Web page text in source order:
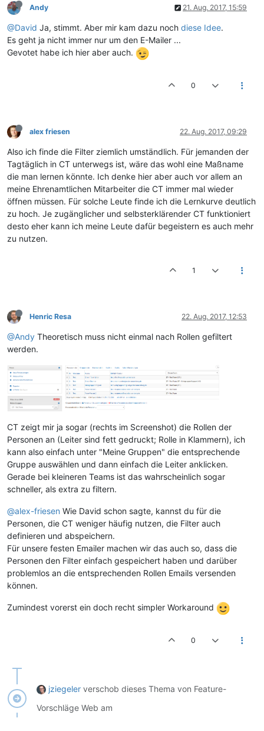
Andy 21. Aug. 2017, 15:59
@David Ja, stimmt. Aber mir kam dazu noch diese Idee.
Es geht ja nicht immer nur um den E-Mailer ...
Gevotet habe ich hier aber auch.
0
alex friesen 22. Aug. 2017, 09:29
Also ich finde die Filter ziemlich umständlich. Für jemanden der
Tagtäglich in CT unterwegs ist, wäre das wohl eine Maßname
die man lernen könnte. Ich denke hier aber auch vor allem an
meine Ehrenamtlichen Mitarbeiter die CT immer mal wieder
öffnen müssen. Für solche Leute finde ich die Lernkurve deutlich
zu hoch. Je zugänglicher und selbsterklärender CT funktioniert
desto eher kann ich meine Leute dafür begeistern es auch mehr
zu nutzen.
1
Henric Resa 22. Aug. 2017, 12:53
@Andy Theoretisch muss nicht einmal nach Rollen gefiltert
werden.
CT zeigt mir ja sogar (rechts im Screenshot) die Rollen der
Personen an (Leiter sind fett gedruckt; Rolle in Klammern), ich
kann also einfach unter "Meine Gruppen" die entsprechende
Gruppe auswählen und dann einfach die Leiter anklicken.
Gerade bei kleineren Teams ist das wahrscheinlich sogar
schneller, als extra zu filtern.
@alex-friesen Wie David schon sagte, kannst du für die
Personen, die CT weniger häufig nutzen, die Filter auch
definieren und abspeichern.
Für unsere festen Emailer machen wir das auch so, dass die
Personen den Filter einfach gespeichert haben und darüber
problemlos an die entsprechenden Rollen Emails versenden
können.
Zumindest vorerst ein doch recht simpler Workaround
0
jziegeler verschob dieses Thema von Feature-
Vorschläge Web am